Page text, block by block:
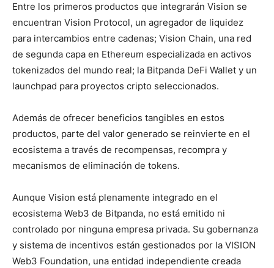
Entre los primeros productos que integrarán Vision se
encuentran Vision Protocol, un agregador de liquidez
para intercambios entre cadenas; Vision Chain, una red
de segunda capa en Ethereum especializada en activos
tokenizados del mundo real; la Bitpanda DeFi Wallet y un
launchpad para proyectos cripto seleccionados.
Además de ofrecer beneficios tangibles en estos
productos, parte del valor generado se reinvierte en el
ecosistema a través de recompensas, recompra y
mecanismos de eliminación de tokens.
Aunque Vision está plenamente integrado en el
ecosistema Web3 de Bitpanda, no está emitido ni
controlado por ninguna empresa privada. Su gobernanza
y sistema de incentivos están gestionados por la VISION
Web3 Foundation, una entidad independiente creada